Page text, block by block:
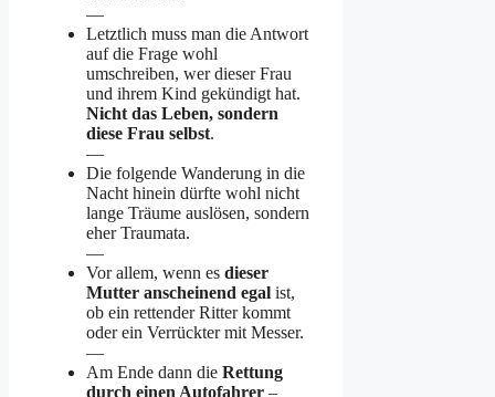
—
Letztlich muss man die Antwort
auf die Frage wohl
umschreiben, wer dieser Frau
und ihrem Kind gekündigt hat.
Nicht das Leben, sondern
diese Frau selbst.
—
Die folgende Wanderung in die
Nacht hinein dürfte wohl nicht
lange Träume auslösen, sondern
eher Traumata.
—
Vor allem, wenn es dieser
Mutter anscheinend egal ist,
ob ein rettender Ritter kommt
oder ein Verrückter mit Messer.
—
Am Ende dann die Rettung
durch einen Autofahrer –